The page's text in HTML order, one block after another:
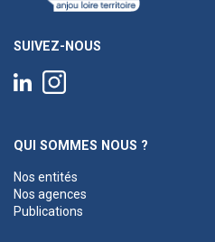
SUIVEZ-NOUS
QUI SOMMES NOUS ?
Nos entités
Nos agences
Publications